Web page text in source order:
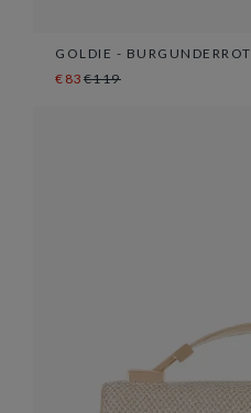
GOLDIE - BURGUNDERROT
€83 €119